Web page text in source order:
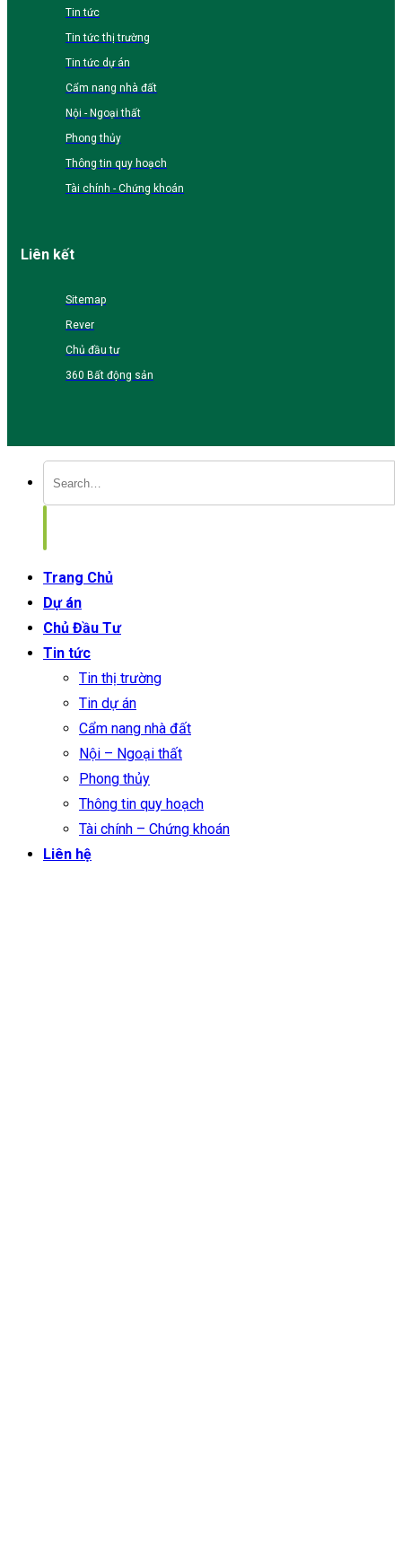
Tin tức
Tin tức thị trường
Tin tức dự án
Cẩm nang nhà đất
Nội - Ngoại thất
Phong thủy
Thông tin quy hoạch
Tài chính - Chứng khoán
Liên kết
Sitemap
Rever
Chủ đầu tư
360 Bất động sản
Trang Chủ
Dự án
Chủ Đầu Tư
Tin tức
Tin thị trường
Tin dự án
Cẩm nang nhà đất
Nội – Ngoại thất
Phong thủy
Thông tin quy hoạch
Tài chính – Chứng khoán
Liên hệ